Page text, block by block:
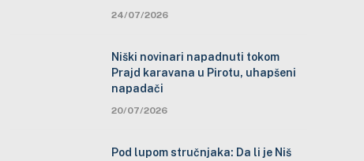
24/07/2026
Niški novinari napadnuti tokom
Prajd karavana u Pirotu, uhapšeni
napadači
20/07/2026
Pod lupom stručnjaka: Da li je Niš